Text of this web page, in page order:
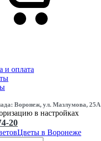
и оплата
Воронеж, ул. Мазлумова, 25А
в настройках
20
Цветы в Воронеже